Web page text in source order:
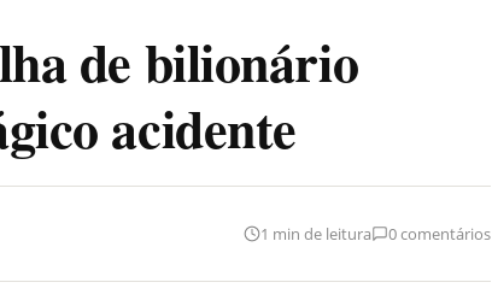
de bilionário
acidente
1 min de leitura 0 comentários